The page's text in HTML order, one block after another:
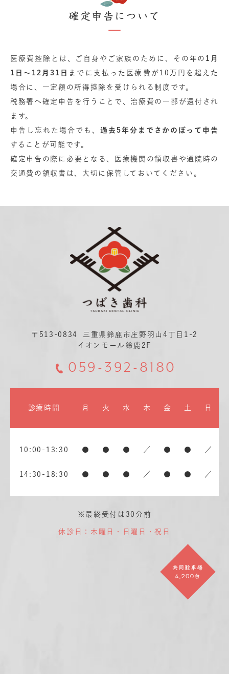
確定申告について
医療費控除とは、ご自身やご家族のために、その年の 1月
1日〜12月31日 までに支払った医療費が10万円を超えた
場合に、一定額の所得控除を受けられる制度です。
税務署へ確定申告を行うことで、治療費の一部が還付され
ます。
申告し忘れた場合でも、 過去5年分までさかのぼって申告
することが可能です。
確定申告の際に必要となる、医療機関の領収書や通院時の
交通費の領収書は、大切に保管しておいてください。
〒513-0834
三重県鈴鹿市庄野羽山4丁目1-2
イオンモール鈴鹿2F
059-392-8180
診療時間 月 火 水 木 金 土 日
10:00-13:30 ● ● ● ／ ● ● ／
14:30-18:30 ● ● ● ／ ● ● ／
※最終受付は30分前
休診日：木曜日・日曜日・祝日